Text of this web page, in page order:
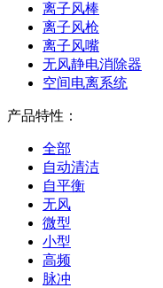
离子风棒
离子风枪
离子风嘴
无风静电消除器
空间电离系统
产品特性：
全部
自动清洁
自平衡
无风
微型
小型
高频
脉冲